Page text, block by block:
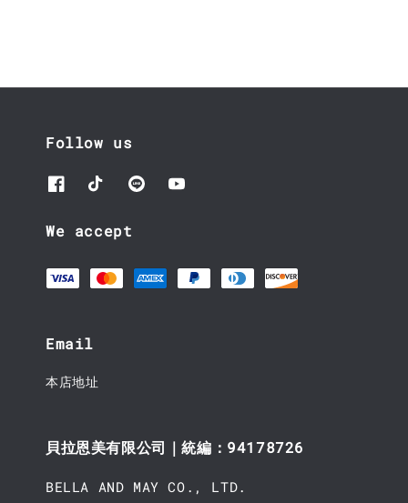
Follow us
We accept
Email
本店地址
貝拉恩美有限公司｜統編：94178726
BELLA AND MAY CO., LTD.